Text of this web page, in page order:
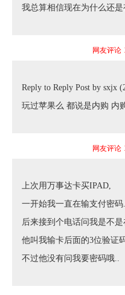
我总算相信现在为什么还是
网友评论
Reply to Reply Post by sxjx
玩过苹果么 都说是内购 内
网友评论
上次用万事达卡买IPAD,
一开始我一直在输支付密码
后来接到个电话问我是不是
他叫我输卡后面的3位验证
不过他没有问我要密码哦..